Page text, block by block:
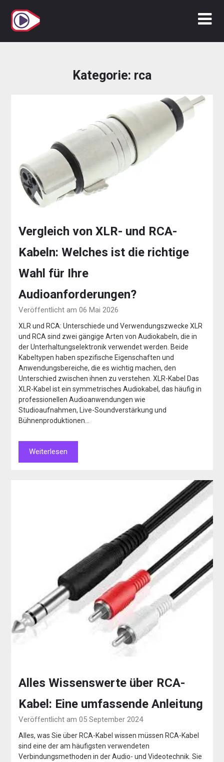
Inhalt
springen
Kategorie: rca
Vergleich von XLR- und RCA-
Kabeln: Welches ist die richtige
Wahl für Ihre
Audioanforderungen?
Veröffentlicht am 06 Mai 2026
XLR und RCA: Unterschiede und Verwendungszwecke XLR
und RCA sind zwei gängige Arten von Audiokabeln, die in
der Unterhaltungselektronik verwendet werden. Beide
Kabeltypen haben spezifische Eigenschaften und
Anwendungsbereiche, die es wichtig machen, den
Unterschied zwischen ihnen zu verstehen. XLR-Kabel Das
XLR-Kabel ist ein symmetrisches Audiokabel, das häufig in
professionellen Audioanwendungen wie
Studioaufnahmen, Live-Soundverstärkung und
Bühnenproduktionen…
Weiterlesen
Alles Wissenswerte über RCA-
Kabel: Eine umfassende Anleitung
Veröffentlicht am 05 September 2024
Alles, was Sie über RCA-Kabel wissen müssen RCA-Kabel
sind eine der am häufigsten verwendeten
Verbindungsmethoden in der Audio- und Videotechnik. Sie